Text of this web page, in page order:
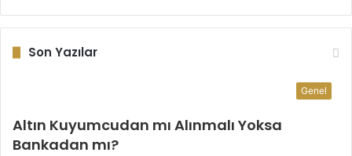
Son Yazılar
Genel
Altın Kuyumcudan mı Alınmalı Yoksa
Bankadan mı?